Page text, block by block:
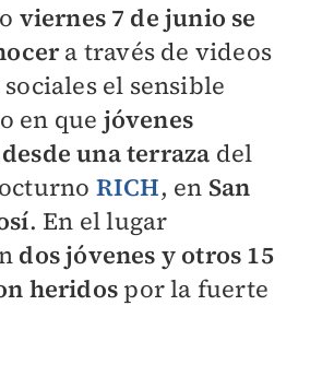
viernes 7 de junio se
a través de videos
el sensible
en que jóvenes
una terraza del
RICH, en San
. En el lugar
dos jóvenes y otros 15
heridos por la fuerte